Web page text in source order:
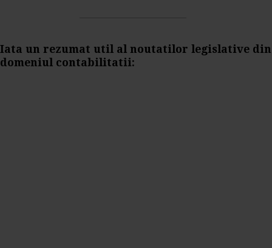
Iata un rezumat util al noutatilor legislative din
domeniul contabilitatii: